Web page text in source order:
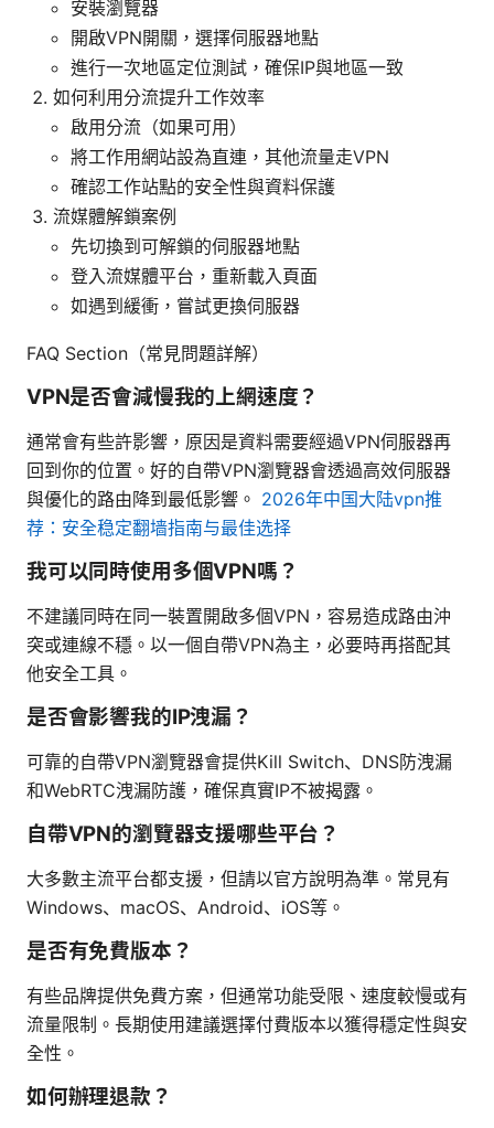
安裝瀏覽器
開啟VPN開關，選擇伺服器地點
進行一次地區定位測試，確保IP與地區一致
如何利用分流提升工作效率
啟用分流（如果可用）
將工作用網站設為直連，其他流量走VPN
確認工作站點的安全性與資料保護
流媒體解鎖案例
先切換到可解鎖的伺服器地點
登入流媒體平台，重新載入頁面
如遇到緩衝，嘗試更換伺服器
FAQ Section（常見問題詳解）
VPN是否會減慢我的上網速度？
通常會有些許影響，原因是資料需要經過VPN伺服器再
回到你的位置。好的自帶VPN瀏覽器會透過高效伺服器
與優化的路由降到最低影響。 2026年中国大陆vpn推
荐：安全稳定翻墙指南与最佳选择
我可以同時使用多個VPN嗎？
不建議同時在同一裝置開啟多個VPN，容易造成路由沖
突或連線不穩。以一個自帶VPN為主，必要時再搭配其
他安全工具。
是否會影響我的IP洩漏？
可靠的自帶VPN瀏覽器會提供Kill Switch、DNS防洩漏
和WebRTC洩漏防護，確保真實IP不被揭露。
自帶VPN的瀏覽器支援哪些平台？
大多數主流平台都支援，但請以官方說明為準。常見有
Windows、macOS、Android、iOS等。
是否有免費版本？
有些品牌提供免費方案，但通常功能受限、速度較慢或有
流量限制。長期使用建議選擇付費版本以獲得穩定性與安
全性。
如何辦理退款？